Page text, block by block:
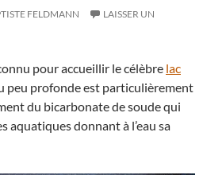
FELDMANN
LAISSER UN
pour accueillir le célèbre lac
peu profonde est particulièrement
du bicarbonate de soude qui
aquatiques donnant à l’eau sa